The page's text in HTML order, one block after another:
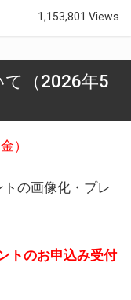
1,153,801 Views
（2026年5
）
の画像化・プレ
トのお申込み受付